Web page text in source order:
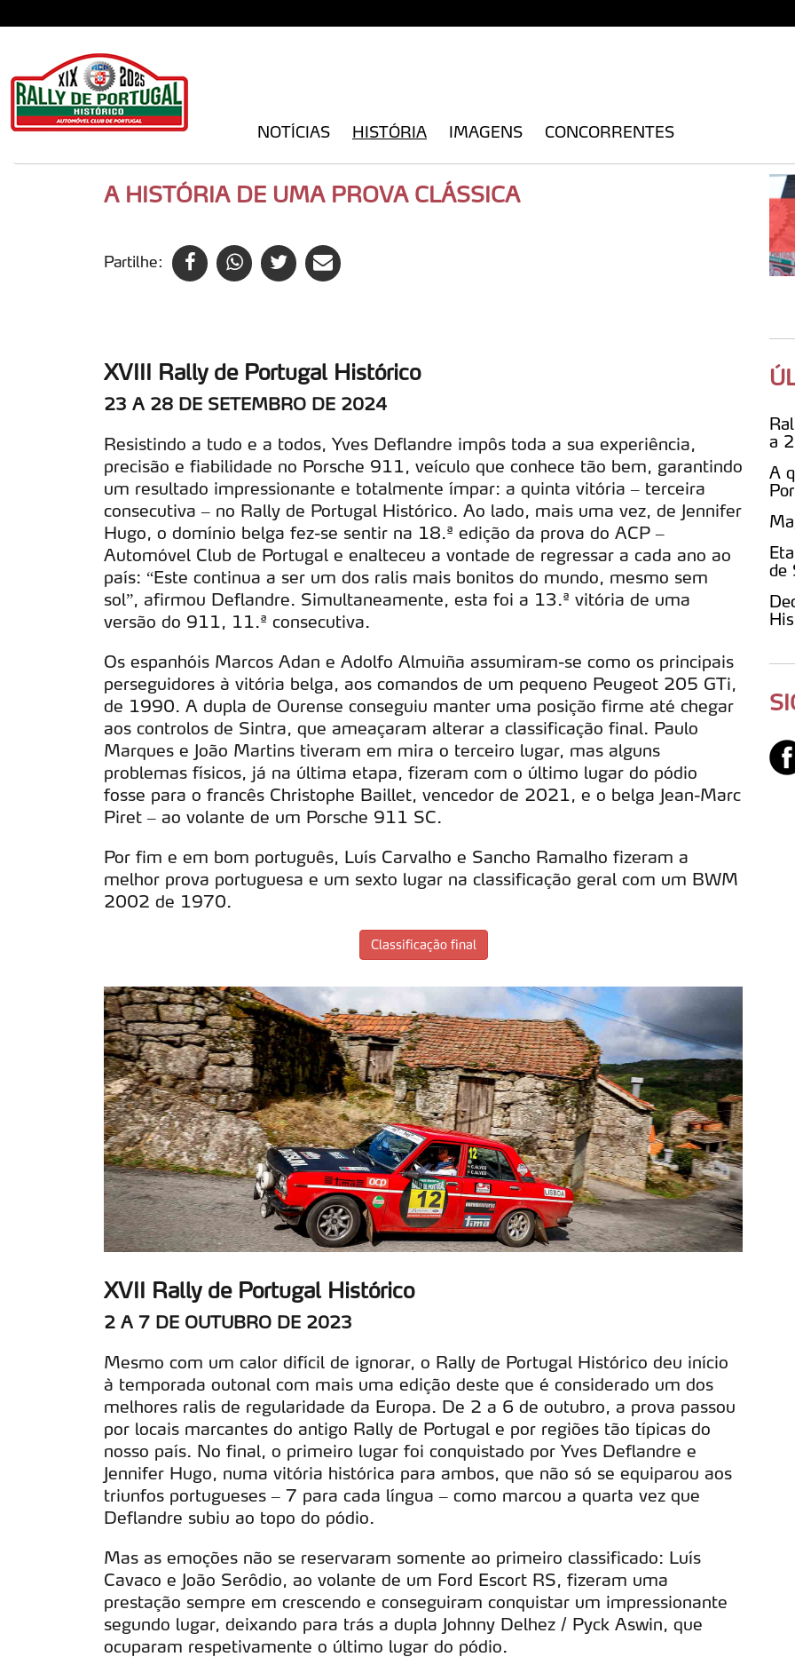
NOTÍCIAS HISTÓRIA IMAGENS CONCORRENTES
A HISTÓRIA DE UMA PROVA CLÁSSICA
Partilhe:
XVIII Rally de Portugal Histórico
23 A 28 DE SETEMBRO DE 2024
Resistindo a tudo e a todos, Yves Deflandre impôs toda a sua experiência,
precisão e fiabilidade no Porsche 911, veículo que conhece tão bem, garantindo
um resultado impressionante e totalmente ímpar: a quinta vitória – terceira
consecutiva – no Rally de Portugal Histórico. Ao lado, mais uma vez, de Jennifer
Hugo, o domínio belga fez-se sentir na 18.ª edição da prova do ACP –
Automóvel Club de Portugal e enalteceu a vontade de regressar a cada ano ao
país: “Este continua a ser um dos ralis mais bonitos do mundo, mesmo sem
sol”, afirmou Deflandre. Simultaneamente, esta foi a 13.ª vitória de uma
versão do 911, 11.ª consecutiva.
Os espanhóis Marcos Adan e Adolfo Almuiña assumiram-se como os principais
perseguidores à vitória belga, aos comandos de um pequeno Peugeot 205 GTi,
de 1990. A dupla de Ourense conseguiu manter uma posição firme até chegar
aos controlos de Sintra, que ameaçaram alterar a classificação final. Paulo
Marques e João Martins tiveram em mira o terceiro lugar, mas alguns
problemas físicos, já na última etapa, fizeram com o último lugar do pódio
fosse para o francês Christophe Baillet, vencedor de 2021, e o belga Jean-Marc
Piret – ao volante de um Porsche 911 SC.
Por fim e em bom português, Luís Carvalho e Sancho Ramalho fizeram a
melhor prova portuguesa e um sexto lugar na classificação geral com um BWM
2002 de 1970.
Classificação final
XVII Rally de Portugal Histórico
2 A 7 DE OUTUBRO DE 2023
Mesmo com um calor difícil de ignorar, o Rally de Portugal Histórico deu início
à temporada outonal com mais uma edição deste que é considerado um dos
melhores ralis de regularidade da Europa. De 2 a 6 de outubro, a prova passou
por locais marcantes do antigo Rally de Portugal e por regiões tão típicas do
nosso país. No final, o primeiro lugar foi conquistado por Yves Deflandre e
Jennifer Hugo, numa vitória histórica para ambos, que não só se equiparou aos
triunfos portugueses – 7 para cada língua – como marcou a quarta vez que
Deflandre subiu ao topo do pódio.
Mas as emoções não se reservaram somente ao primeiro classificado: Luís
Cavaco e João Serôdio, ao volante de um Ford Escort RS, fizeram uma
prestação sempre em crescendo e conseguiram conquistar um impressionante
segundo lugar, deixando para trás a dupla Johnny Delhez / Pyck Aswin, que
ocuparam respetivamente o último lugar do pódio.
a
A
de